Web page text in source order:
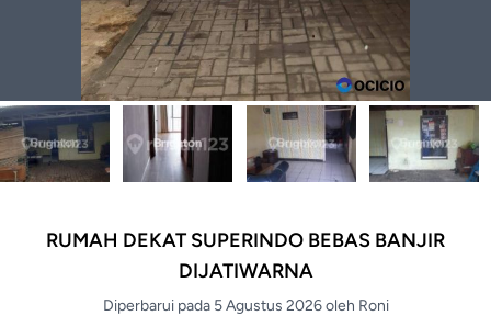
RUMAH DEKAT SUPERINDO BEBAS BANJIR
DIJATIWARNA
Diperbarui pada 5 Agustus 2026 oleh Roni